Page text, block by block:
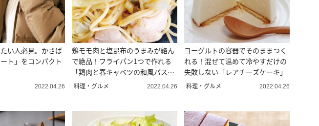
い人必見。かさば
ト」をコンパクト
2022.04.26
鶏モモ肉と塩昆布のうまみが絡ん
で絶品！フライパン1つで作れる
「鶏肉と春キャベツの和風パス
タ」レシピ
料理・グルメ 2022.04.26
ヨーグルトの容器でそのままつく
れる！混ぜて温めて冷やすだけの
失敗しない「レアチーズケーキ」
料理・グルメ 2022.04.26